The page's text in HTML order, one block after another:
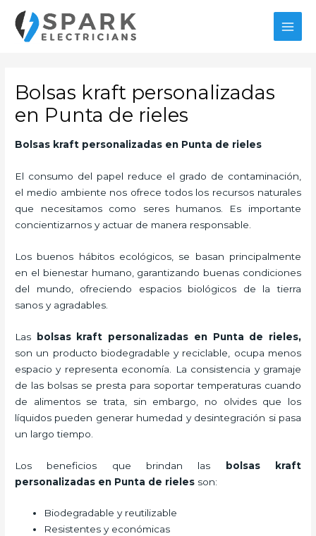
contenido
Bolsas kraft personalizadas
en Punta de rieles
Bolsas kraft personalizadas en Punta de rieles
El consumo del papel reduce el grado de contaminación,
el medio ambiente nos ofrece todos los recursos naturales
que necesitamos como seres humanos. Es importante
concientizarnos y actuar de manera responsable.
Los buenos hábitos ecológicos, se basan principalmente
en el bienestar humano, garantizando buenas condiciones
del mundo, ofreciendo espacios biológicos de la tierra
sanos y agradables.
Las
bolsas kraft personalizadas en Punta de rieles,
son un producto biodegradable y reciclable, ocupa menos
espacio y representa economía. La consistencia y gramaje
de las bolsas se presta para soportar temperaturas cuando
de alimentos se trata, sin embargo, no olvides que los
líquidos pueden generar humedad y desintegración si pasa
un largo tiempo.
Los beneficios que brindan las bolsas kraft
personalizadas en Punta de rieles son:
Biodegradable y reutilizable
Resistentes y económicas